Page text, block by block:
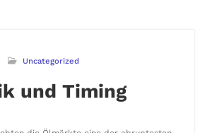
Uncategorized
und Timing